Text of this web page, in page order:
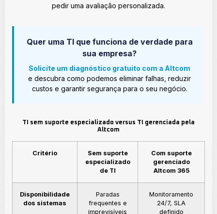
pedir uma avaliação personalizada.
Quer uma TI que funciona de verdade para
sua empresa?
Solicite um diagnóstico gratuito com a Altcom
e descubra como podemos eliminar falhas, reduzir
custos e garantir segurança para o seu negócio.
TI sem suporte especializado versus TI gerenciada pela
Altcom
Critério
Sem suporte
especializado
de TI
Com suporte
gerenciado
Altcom 365
Disponibilidade
dos sistemas
Paradas
frequentes e
imprevisíveis
Monitoramento
24/7, SLA
definido